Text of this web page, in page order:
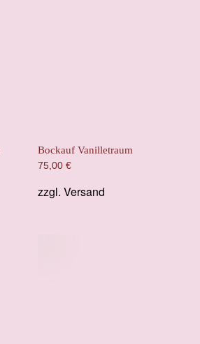
Bockauf Vanilletraum
75,00 €
zzgl. Versand